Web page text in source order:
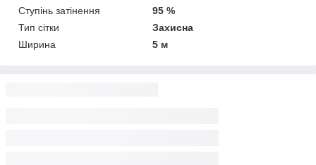
Ступінь затінення
95 %
Тип сітки
Захисна
Ширина
5 м